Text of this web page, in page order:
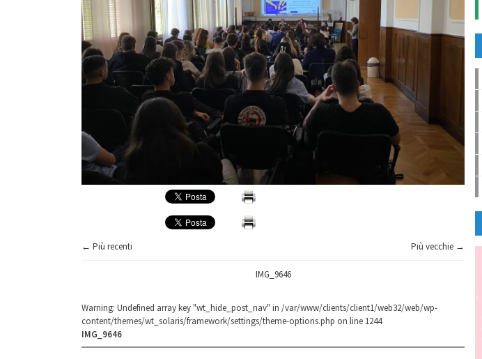
← Più recenti Più vecchie →
IMG_9646
Warning: Undefined array key "wt_hide_post_nav" in /var/www/clients/client1/web32/web/wp-
content/themes/wt_solaris/framework/settings/theme-options.php on line 1244
IMG_9646